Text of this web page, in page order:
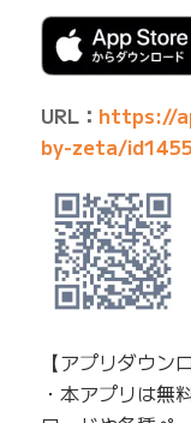
URL： https://
by-zeta/
【アプリダウン
・本アプリは無